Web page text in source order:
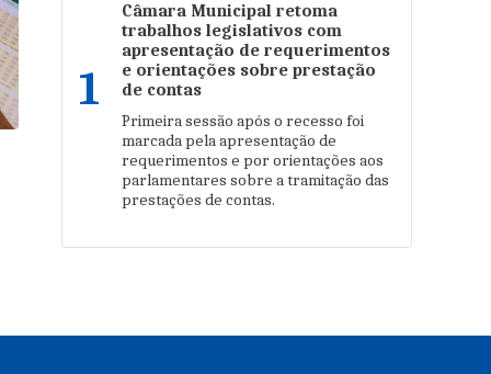
1
Câmara Municipal retoma
trabalhos legislativos com
apresentação de requerimentos
e orientações sobre prestação
de contas
Primeira sessão após o recesso foi
marcada pela apresentação de
requerimentos e por orientações aos
parlamentares sobre a tramitação das
prestações de contas.